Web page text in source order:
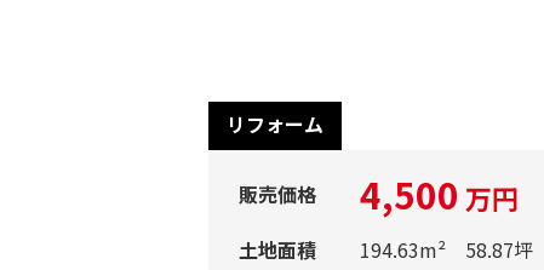
リフォーム
販売価格 4,500 万円
土地面積 194.63m² 58.87坪